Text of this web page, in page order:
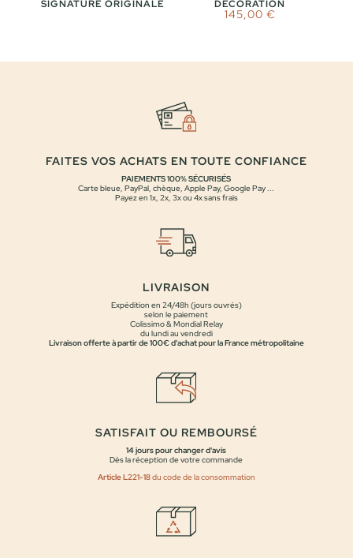
SIGNATURE ORIGINALE DÉCORATION
145,00 €
FAITES VOS ACHATS EN TOUTE CONFIANCE
PAIEMENTS 100% SÉCURISÉS
Carte bleue, PayPal, chèque, Apple Pay, Google Pay ...
Payez en 1x, 2x, 3x ou 4x sans frais
LIVRAISON
Expédition en 24/48h (jours ouvrés)
selon le paiement
Colissimo & Mondial Relay
du lundi au vendredi
Livraison offerte à partir de 100€ d'achat pour la France métropolitaine
SATISFAIT OU REMBOURSÉ
14 jours pour changer d'avis
Dès la réception de votre commande
Article L221-18du code de la consommation